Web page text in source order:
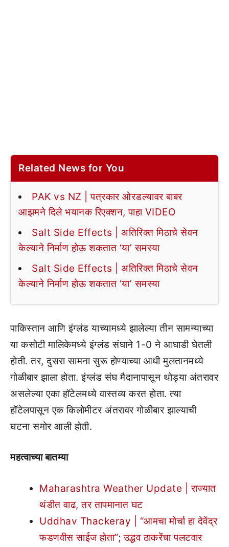
Related News for You
PAK vs NZ | पत्रकार ओरडल्यावर बाबर
आझमने दिले भयानक रिएक्शन, पाहा VIDEO
Salt Side Effects | अतिरिक्त मिठाचे सेवन
केल्याने निर्माण होऊ शकतात ‘या’ समस्या
Salt Side Effects | अतिरिक्त मिठाचे सेवन
केल्याने निर्माण होऊ शकतात ‘या’ समस्या
पाकिस्तान आणि इंग्लंड याच्यामध्ये झालेल्या तीन सामन्याच्या
या कसोटी मालिकेमध्ये इंग्लंड संघाने 1-0 ने आघाडी घेतली
होती. तर, दुसरा सामना सुरू होण्याच्या आधी मुलतानमध्ये
गोळीबार झाला होता. इंग्लंड संघ मैदानापासून थोड्या अंतरावर
असलेल्या एका हॉटेलमध्ये वास्तव्य करत होता. त्या
हॉटेलपासून एक किलोमीटर अंतरावर गोळीबार झाल्याची
घटना समोर आली होती.
महत्वाच्या बातम्या
Maharashtra Weather Update | राज्यात
थंडीत वाढ, तर तापमानात घट
Uddhav Thackeray | “आमचा मोर्चा हा देवेंद्र
फडणवीस साईज होता”; उद्धव ठाकरेंचा पलटवार